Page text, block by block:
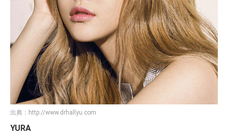
出典： http://www.drhallyu.com
YURA